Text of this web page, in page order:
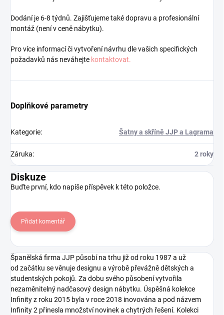
Dodání je 6-8 týdnů. Zajišťujeme také dopravu a profesionální
montáž (není v ceně nábytku).
Pro více informací či vytvoření návrhu dle vašich specifických
požadavků nás neváhejte kontaktovat.
Doplňkové parametry
Kategorie: Šatny a skříně JJP a Lagrama
Záruka: 2 roky
Diskuze
Buďte první, kdo napíše příspěvek k této položce.
Přidat komentář
Španělská firma JJP působí na trhu již od roku 1987 a už
od začátku se věnuje designu a výrobě převážně dětských a
studentských pokojů. Za dobu svého působení vytvořila
nezaměnitelný nadčasový design nábytku. Úspěšná kolekce
Infinity z roku 2015 byla v roce 2018 inovována a pod názvem
Infinity 2 přinesla množství novinek a chytrých řešení. Kolekci